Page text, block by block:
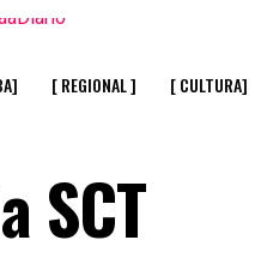
[ REGIONAL ] [ CULTURA]
SCT